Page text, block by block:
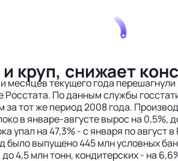
круп, снижает
текущего года
По данным службы
тот же период 2008 года.
в январе-августе вырос на 0,5%,
упал на 47,3% - с января по
было выпущено 445 млн условных
4,5 млн тонн, кондитерских - на